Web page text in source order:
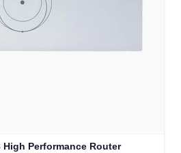
High Performance Router